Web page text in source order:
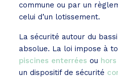
commune ou par un
celui d’un lotissement.
La sécurité autour du
absolue. La loi impose à
piscines enterrées ou
un dispositif de sécurité